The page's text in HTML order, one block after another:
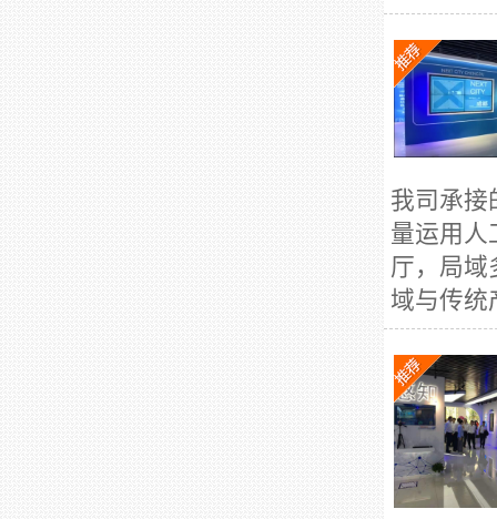
我司承接
量运用人
厅，局域
域与传统